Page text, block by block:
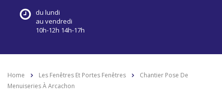
du lundi
au vendredi
10h-12h 14h-17h
Home Les Fenêtres Et Portes Fenêtres
Chantier Pose De
Menuiseries À Arcachon